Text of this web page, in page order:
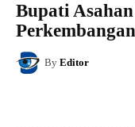
Bupati
By Editor